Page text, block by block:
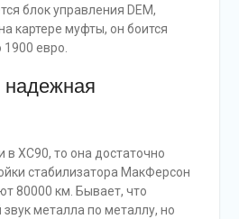
блок управления DEM,
картере муфты, он боится
1900 евро.
надежная
в ХС90, то она достаточно
стабилизатора МакФерсон
80000 км. Бывает, что
металла по металлу, но